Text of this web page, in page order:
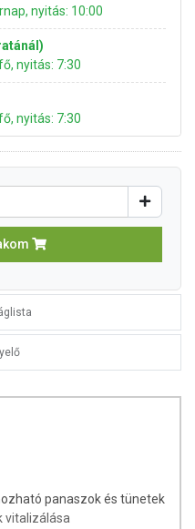
nyitás: 10:00
nyitás: 7:30
nyitás: 7:30
panaszok és tünetek
vitalizálása